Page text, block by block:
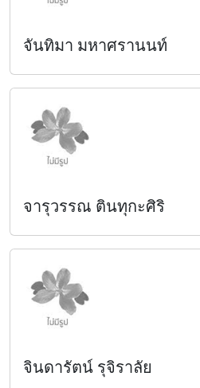
จันทิมา มหาศรานนท์
จารุวรรณ ตินทุกะศิริ
จินดารัตน์ รุจิราลัย